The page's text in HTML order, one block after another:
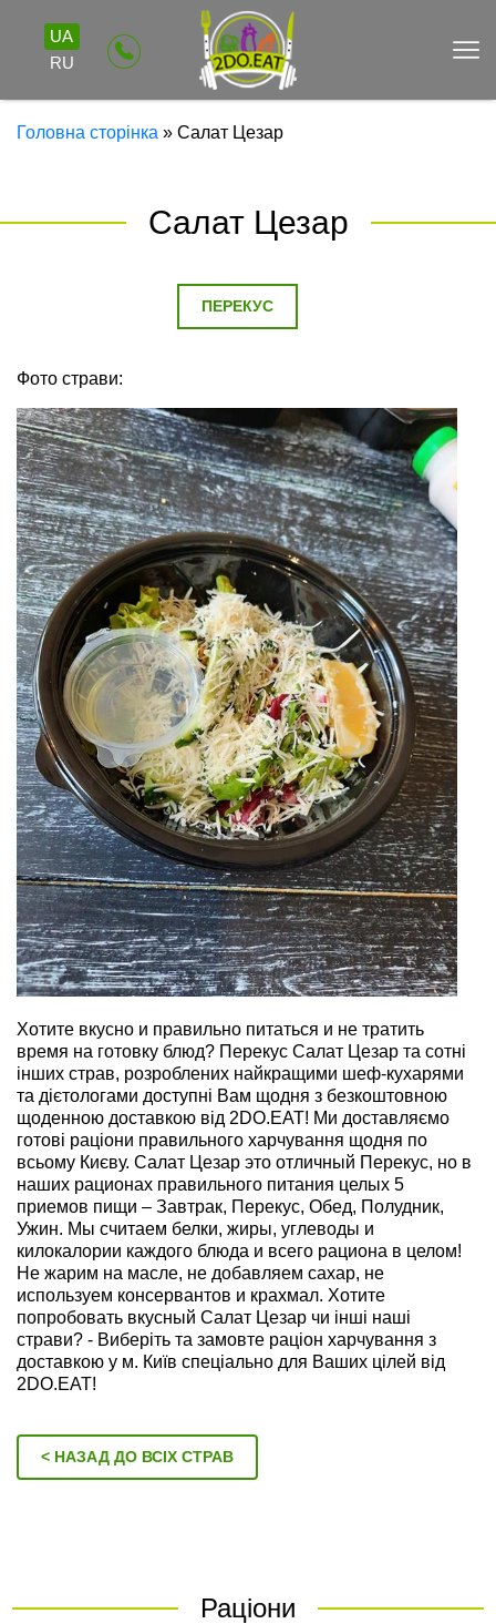
UA
RU
Головна сторінка » Салат Цезар
Салат Цезар
ПЕРЕКУС
Фото страви:
Хотите вкусно и правильно питаться и не тратить
время на готовку блюд? Перекус Салат Цезар та сотні
інших страв, розроблених найкращими шеф-кухарями
та дієтологами доступні Вам щодня з безкоштовною
щоденною доставкою від 2DO.EAT! Ми доставляємо
готові раціони правильного харчування щодня по
всьому Києву. Салат Цезар это отличный Перекус, но в
наших рационах правильного питания целых 5
приемов пищи – Завтрак, Перекус, Обед, Полудник,
Ужин. Мы считаем белки, жиры, углеводы и
килокалории каждого блюда и всего рациона в целом!
Не жарим на масле, не добавляем сахар, не
используем консервантов и крахмал. Хотите
попробовать вкусный Салат Цезар чи інші наші
страви? - Виберіть та замовте раціон харчування з
доставкою у м. Київ спеціально для Ваших цілей від
2DO.EAT!
< НАЗАД ДО ВСІХ СТРАВ
Раціони